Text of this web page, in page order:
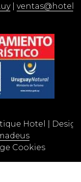
|
Hotel |
Cookies